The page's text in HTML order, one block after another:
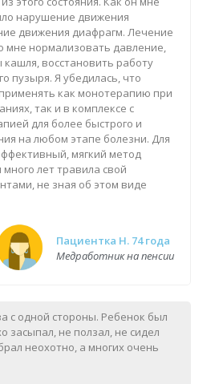
нарушение движения
движения диафрагм. Лечение
мне нормализовать давление,
кашля, восстановить работу
пузыря. Я убедилась, что
как монотерапию при
так и в комплексе с
для более быстрого и
на любом этапе болезни. Для
мягкий метод
лет травила свой
не зная об этом виде
Пациентка Н. 74 года
Медработник на пенсии
с одной стороны. Ребенок был
засыпал, не ползал, не сидел
неохотно, а многих очень